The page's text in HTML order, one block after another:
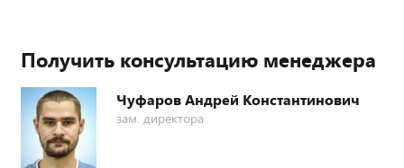
Получить консультацию менеджера
Чуфаров Андрей Константинович
зам. директора